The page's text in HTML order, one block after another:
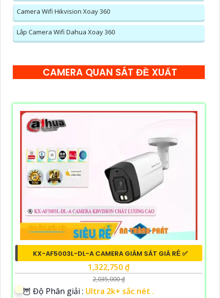
Camera Wifi Hikvision Xoay 360
Lắp Camera Wifi Dahua Xoay 360
CAMERA QUAN SÁT ĐỀ XUẤT
KX-AF5003L-DL-A CAMERA GIÁM SÁT GIÁ RẺ ✅
1,322,750 ₫
2,035,000 ₫
🦉 Độ Phân giải : Ultra 2k+ sắc nét .